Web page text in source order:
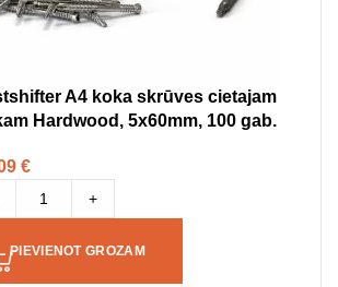
A4 koka skrūves cietajam
Hardwood, 5x60mm, 100 gab.
€
+
PIEVIENOT GROZAM